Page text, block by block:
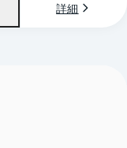
詳細